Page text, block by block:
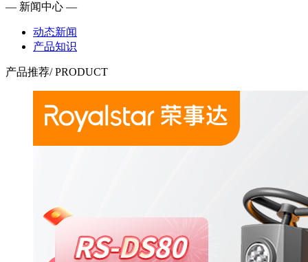
— 新闻中心 —
动态新闻
产品知识
产品推荐/ PRODUCT